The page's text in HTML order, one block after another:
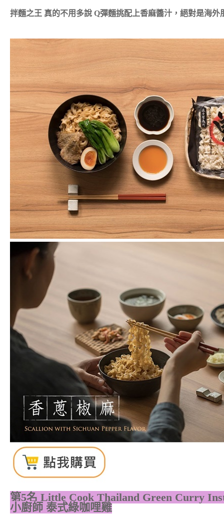
拌麵之王 真的不用多說 Q彈麵挑配上香麻醬汁，絕對是海外
第5名 Little Cook Thailand Green Curry
小廚師 泰式綠咖哩雞